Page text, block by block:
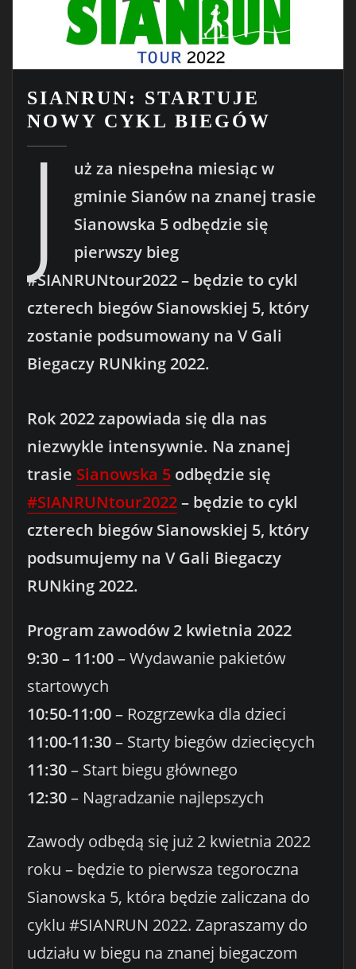
SIANRUN: STARTUJE
NOWY CYKL BIEGÓW
J
uż za niespełna miesiąc w
gminie Sianów na znanej trasie
Sianowska 5 odbędzie się
pierwszy bieg
#SIANRUNtour2022 – będzie to cykl
czterech biegów Sianowskiej 5, który
zostanie podsumowany na V Gali
Biegaczy RUNking 2022.
Rok 2022 zapowiada się dla nas
niezwykle intensywnie. Na znanej
trasie Sianowska 5odbędzie się
#SIANRUNtour2022– będzie to cykl
czterech biegów Sianowskiej 5, który
podsumujemy na V Gali Biegaczy
RUNking 2022.
Program zawodów 2 kwietnia 2022
9:30 – 11:00– Wydawanie pakietów
startowych
10:50-11:00– Rozgrzewka dla dzieci
11:00-11:30– Starty biegów dziecięcych
11:30– Start biegu głównego
12:30– Nagradzanie najlepszych
Zawody odbędą się już 2 kwietnia 2022
roku – będzie to pierwsza tegoroczna
Sianowska 5, która będzie zaliczana do
cyklu #SIANRUN 2022. Zapraszamy do
udziału w biegu na znanej biegaczom